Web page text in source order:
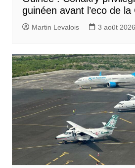
guinéen avant l’eco de la
Martin Levalois 3 août 2026